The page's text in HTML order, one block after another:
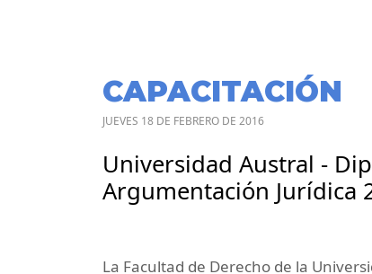
CAPACITACIÓN
JUEVES 18 DE FEBRERO DE 2016
Universidad Austral -
Argumentación Jurídica
La Facultad de Derecho de la